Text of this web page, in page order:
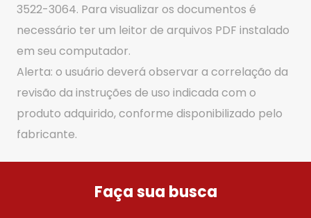
3522-3064. Para visualizar os documentos é
necessário ter um leitor de arquivos PDF instalado
em seu computador.
Alerta: o usuário deverá observar a correlação da
revisão da instruções de uso indicada com o
produto adquirido, conforme disponibilizado pelo
fabricante.
Faça sua busca